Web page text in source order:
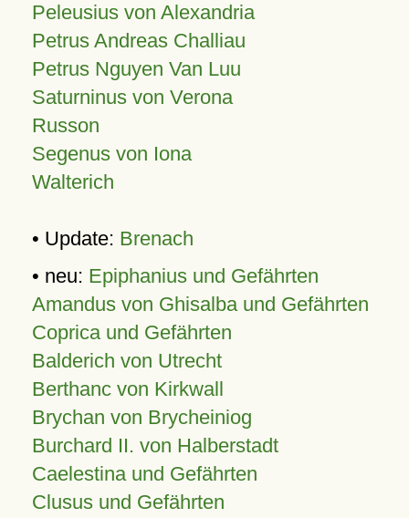
Peleusius von Alexandria
Petrus Andreas Challiau
Petrus Nguyen Van Luu
Saturninus von Verona
Russon
Segenus von Iona
Walterich
• Update: Brenach
• neu: Epiphanius und Gefährten
Amandus von Ghisalba und Gefährten
Coprica und Gefährten
Balderich von Utrecht
Berthanc von Kirkwall
Brychan von Brycheiniog
Burchard II. von Halberstadt
Caelestina und Gefährten
Clusus und Gefährten